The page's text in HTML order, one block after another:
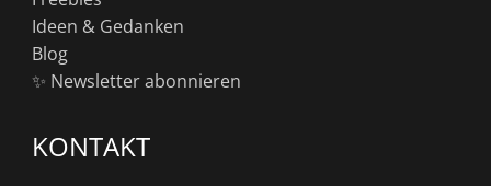
Ideen & Gedanken
Blog
✨ Newsletter abonnieren
KONTAKT